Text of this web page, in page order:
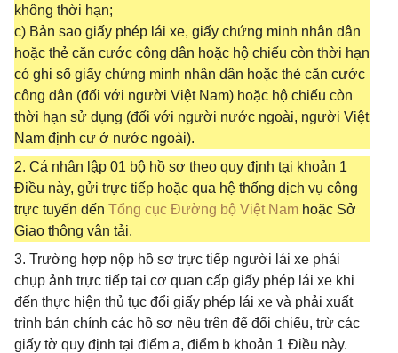
không thời hạn;
c) Bản sao giấy phép lái xe, giấy chứng minh nhân dân
hoặc thẻ căn cước công dân hoặc hộ chiếu còn thời hạn
có ghi số giấy chứng minh nhân dân hoặc thẻ căn cước
công dân (đối với người Việt Nam) hoặc hộ chiếu còn
thời hạn sử dụng (đối với người nước ngoài, người Việt
Nam định cư ở nước ngoài).
2. Cá nhân lập 01 bộ hồ sơ theo quy định tại khoản 1
Điều này, gửi trực tiếp hoặc qua hệ thống dịch vụ công
trực tuyến đến Tổng cục Đường bộ Việt Nam hoặc Sở
Giao thông vận tải.
3. Trường hợp nộp hồ sơ trực tiếp người lái xe phải
chụp ảnh trực tiếp tại cơ quan cấp giấy phép lái xe khi
đến thực hiện thủ tục đổi giấy phép lái xe và phải xuất
trình bản chính các hồ sơ nêu trên để đối chiếu, trừ các
giấy tờ quy định tại điểm a, điểm b khoản 1 Điều này.